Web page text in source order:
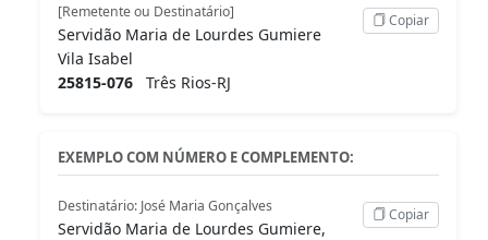
[Remetente ou Destinatário]
Servidão Maria de Lourdes Gumiere
Vila Isabel
25815-076 Três Rios-RJ
Copiar
EXEMPLO COM NÚMERO E COMPLEMENTO:
Destinatário: José Maria Gonçalves
Servidão Maria de Lourdes Gumiere,
Copiar